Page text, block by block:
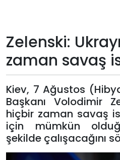
Giriş
Yap
Zelenski:
zaman savaş
Kiev, 7 Ağustos
Başkanı Volodimir
hiçbir zaman savaş
için mümkün
şekilde çalışacağını